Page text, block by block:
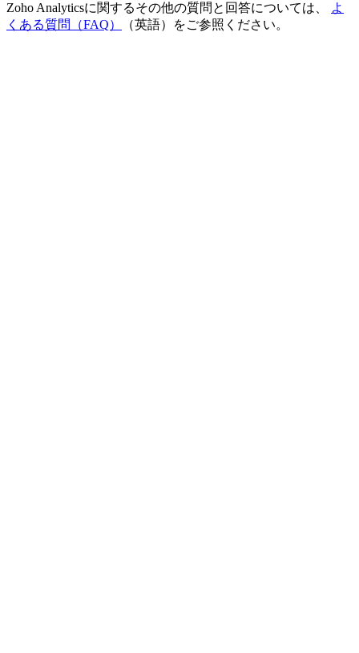
Zoho Analyticsに関するその他の質問と回答については、
よ
くある質問（FAQ）
（英語）をご参照ください。